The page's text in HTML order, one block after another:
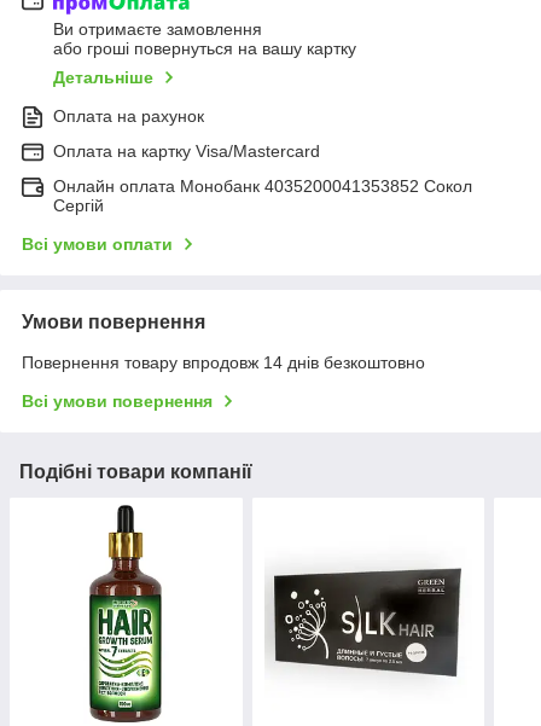
Ви отримаєте замовлення
або гроші повернуться на вашу картку
Детальніше
Оплата на рахунок
Оплата на картку Visa/Mastercard
Онлайн оплата Монобанк 4035200041353852 Сокол
Сергій
Всі умови оплати
Умови повернення
Повернення товару впродовж 14 днів безкоштовно
Всі умови повернення
Подібні товари компанії